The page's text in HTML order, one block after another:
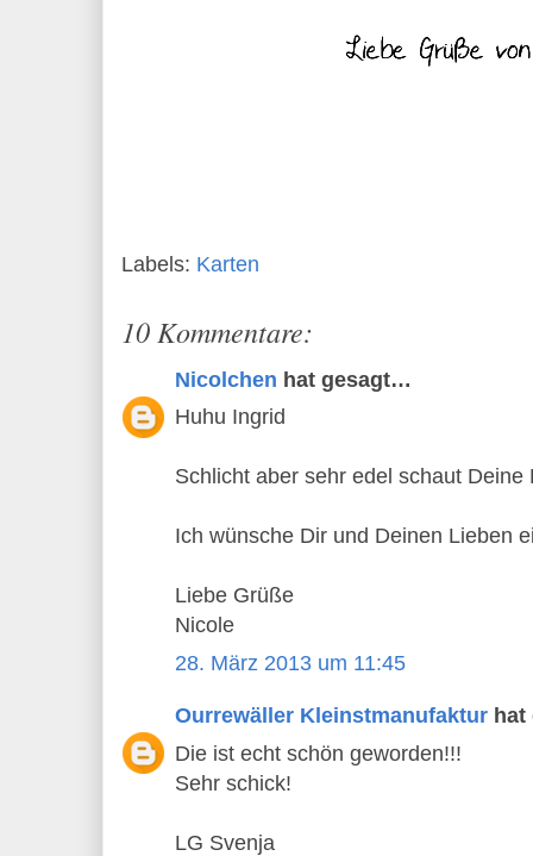
Labels: Karten
10 Kommentare:
Nicolchen hat gesagt…
Huhu Ingrid
Schlicht aber sehr edel schaut Deine
Ich wünsche Dir und Deinen Lieben
Liebe Grüße
Nicole
28. März 2013 um 11:45
Ourrewäller Kleinstmanufaktur
Die ist echt schön geworden!!!
Sehr schick!
LG Svenja